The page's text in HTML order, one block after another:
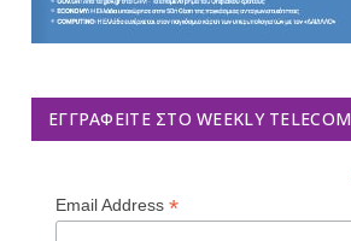
ΕΓΓΡΑΦΕΊΤΕ ΣΤΟ WEEKLY TELECOM
Email Address *